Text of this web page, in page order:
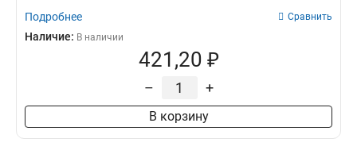
Подробнее Сравнить
Наличие: В наличии
421,20 ₽
– +
В корзину